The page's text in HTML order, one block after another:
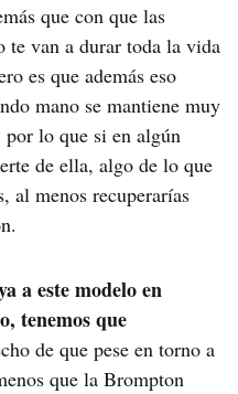
que con que las
te van a durar toda la vida
es que además eso
mano se mantiene muy
lo que si en algún
de ella, algo de lo que
al menos recuperarías
a este modelo en
tenemos que
de que pese en torno a
que la Brompton